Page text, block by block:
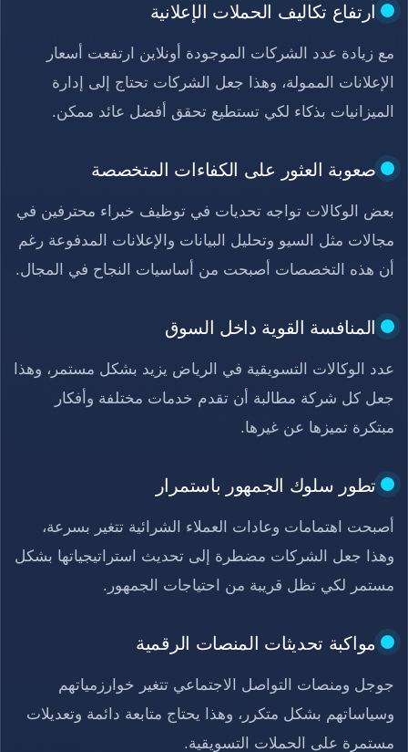
ارتفاع تكاليف الحملات الإعلانية
مع زيادة عدد الشركات الموجودة أونلاين ارتفعت أسعار
الإعلانات الممولة، وهذا جعل الشركات تحتاج إلى إدارة
الميزانيات بذكاء لكي تستطيع تحقق أفضل عائد ممكن.
صعوبة العثور على الكفاءات المتخصصة
بعض الوكالات تواجه تحديات في توظيف خبراء محترفين في
مجالات مثل السيو وتحليل البيانات والإعلانات المدفوعة رغم
أن هذه التخصصات أصبحت من أساسيات النجاح في المجال.
المنافسة القوية داخل السوق
عدد الوكالات التسويقية في الرياض يزيد بشكل مستمر، وهذا
جعل كل شركة مطالبة أن تقدم خدمات مختلفة وأفكار
مبتكرة تميزها عن غيرها.
تطور سلوك الجمهور باستمرار
أصبحت اهتمامات وعادات العملاء الشرائية تتغير بسرعة،
وهذا جعل الشركات مضطرة إلى تحديث استراتيجياتها بشكل
مستمر لكي تظل قريبة من احتياجات الجمهور.
مواكبة تحديثات المنصات الرقمية
جوجل ومنصات التواصل الاجتماعي تتغير خوارزمياتهم
وسياساتهم بشكل متكرر، وهذا يحتاج متابعة دائمة وتعديلات
مستمرة على الحملات التسويقية.